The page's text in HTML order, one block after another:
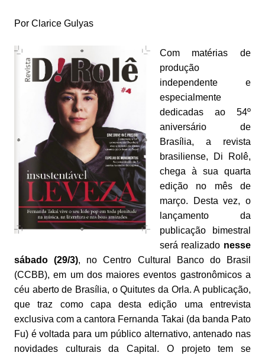
Por Clarice Gulyas
Com matérias de
produção
independente e
especialmente
dedicadas ao 54º
aniversário de
Brasília, a revista
brasiliense, Di Rolê,
chega à sua quarta
edição no mês de
março. Desta vez, o
lançamento da
publicação bimestral
será realizado nesse
sábado (29/3), no Centro Cultural Banco do Brasil
(CCBB), em um dos maiores eventos gastronômicos a
céu aberto de Brasília, o Quitutes da Orla. A publicação,
que traz como capa desta edição uma entrevista
exclusiva com a cantora Fernanda Takai (da banda Pato
Fu) é voltada para um público alternativo, antenado nas
novidades culturais da Capital. O projeto tem se